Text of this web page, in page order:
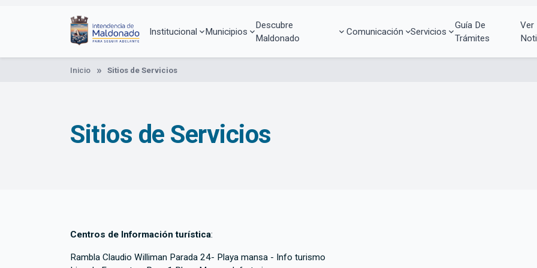
Institucional Municipios
Descubre
Maldonado
Comunicación Servicios
Guía De
Trámites
Ver
Inicio Sitios de Servicios
Sitios de Servicios
Centros de Información turística:
Rambla Claudio Williman Parada 24- Playa mansa - Info turismo